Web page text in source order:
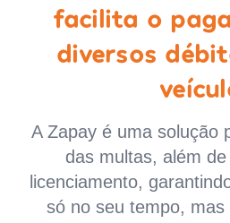
facilita o
diversos
A Zapay é uma solução
das multas, além
licenciamento,
só no seu tempo,